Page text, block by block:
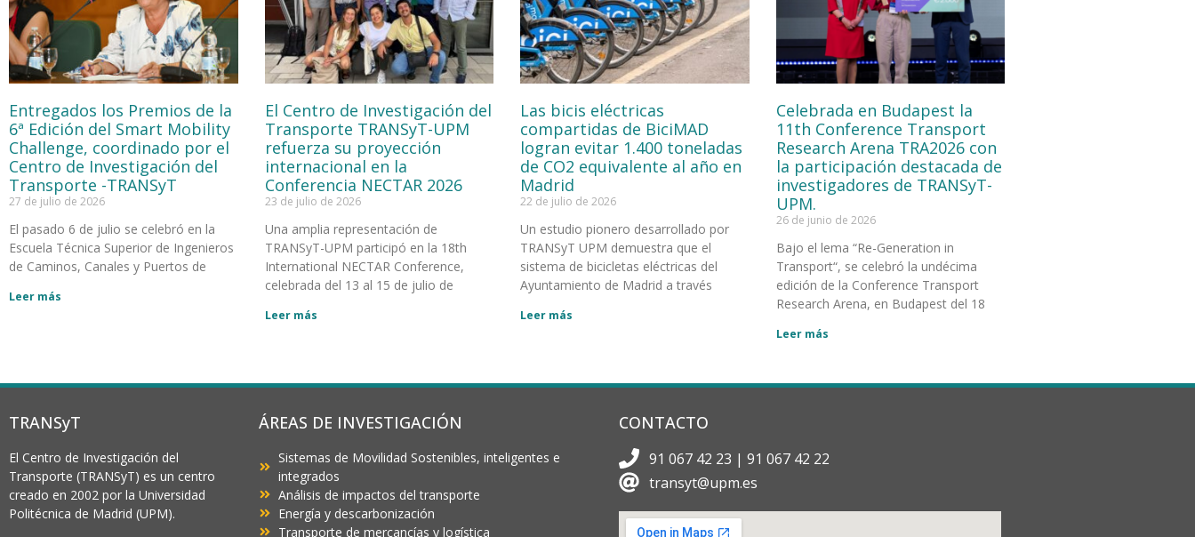
Entregados los Premios de la
6ª Edición del Smart Mobility
Challenge, coordinado por el
Centro de Investigación del
Transporte -TRANSyT
27 de julio de 2026
El pasado 6 de julio se celebró en la
Escuela Técnica Superior de Ingenieros
de Caminos, Canales y Puertos de
Leer más
El Centro de Investigación del
Transporte TRANSyT-UPM
refuerza su proyección
internacional en la
Conferencia NECTAR 2026
23 de julio de 2026
Una amplia representación de
TRANSyT-UPM participó en la 18th
International NECTAR Conference,
celebrada del 13 al 15 de julio de
Leer más
Las bicis eléctricas
compartidas de BiciMAD
logran evitar 1.400 toneladas
de CO2 equivalente al año en
Madrid
22 de julio de 2026
Un estudio pionero desarrollado por
TRANSyT UPM demuestra que el
sistema de bicicletas eléctricas del
Ayuntamiento de Madrid a través
Leer más
Celebrada en Budapest la
11th Conference Transport
Research Arena TRA2026 con
la participación destacada de
investigadores de TRANSyT-
UPM.
26 de junio de 2026
Bajo el lema “Re-Generation in
Transport“, se celebró la undécima
edición de la Conference Transport
Research Arena, en Budapest del 18
Leer más
TRANSyT
El Centro de Investigación del
Transporte (TRANSyT) es un centro
creado en 2002 por la Universidad
Politécnica de Madrid (UPM).
ÁREAS DE INVESTIGACIÓN
Sistemas de Movilidad Sostenibles, inteligentes e
integrados
Análisis de impactos del transporte
Energía y descarbonización
Transporte de mercancías y logística
CONTACTO
91 067 42 23 | 91 067 42 22
transyt@upm.es